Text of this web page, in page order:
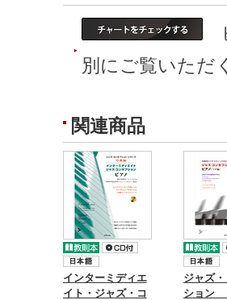
別にご覧いただ
関連商品
インターミディエ
イト・ジャズ・コ
ジャズ
ション